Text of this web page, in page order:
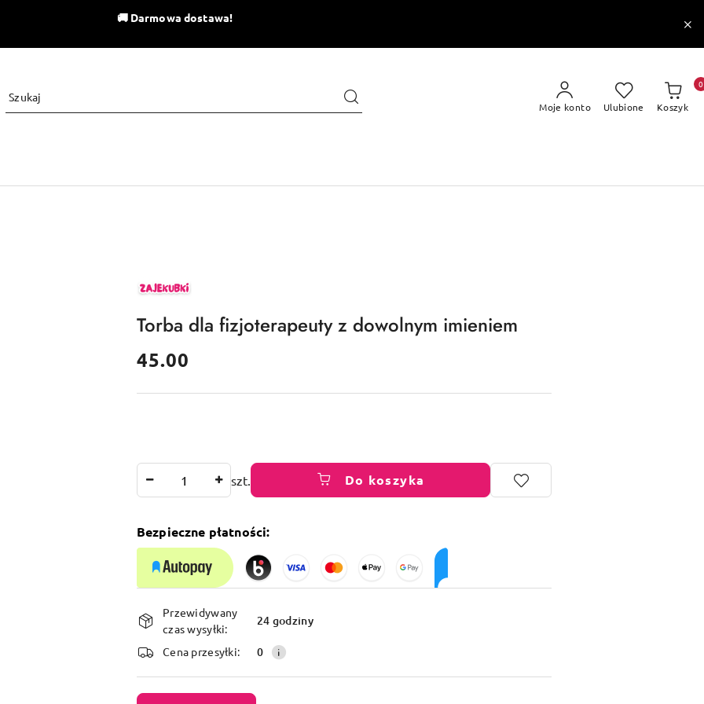
🚚 Darmowa dostawa!
Moje konto Ulubione Koszyk
0
ZAJEKUBKI
Torba dla fizjoterapeuty z dowolnym imieniem
cena:
45.00
szt. Do koszyka
Bezpieczne płatności:
Dostępność
i
dostawa
Przewidywany
czas wysyłki:
24 godziny
Cena przesyłki: 0